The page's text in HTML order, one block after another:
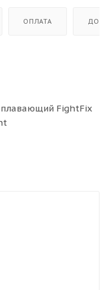
ОПЛАТА
плавающий FightFix